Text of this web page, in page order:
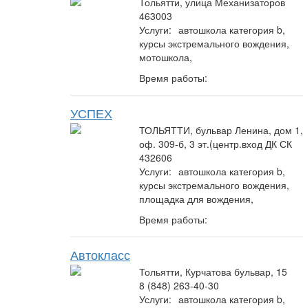
463003
Услуги: автошкола категория b,
курсы экстремального вождения,
мотошкола,
Время работы:
УСПЕХ
ТОЛЬЯТТИ, бульвар Ленина, дом 1,
оф. 309-б, 3 эт.(центр.вход ДК СК
432606
Услуги: автошкола категория b,
курсы экстремального вождения,
площадка для вождения,
Время работы:
Автокласс
Тольятти, Курчатова бульвар, 15
8 (848) 263-40-30
Услуги: автошкола категория b,